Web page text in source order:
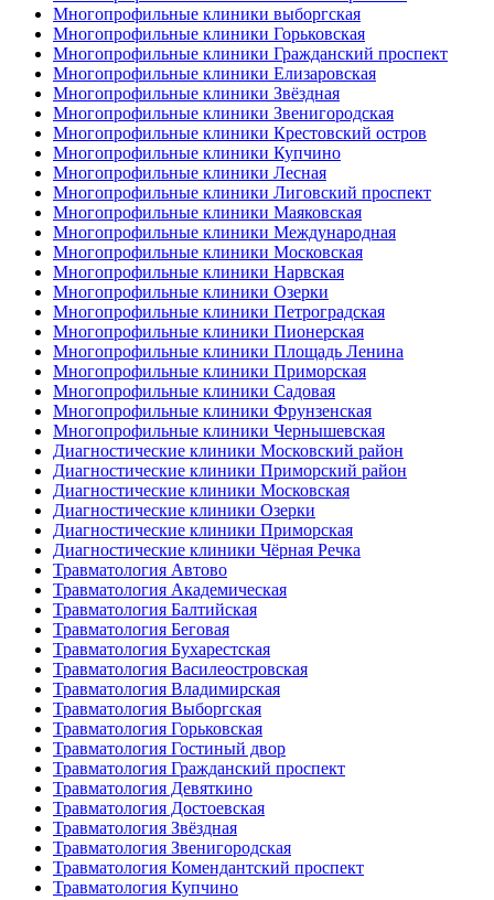
Многопрофильные клиники выборгская
Многопрофильные клиники Горьковская
Многопрофильные клиники Гражданский проспект
Многопрофильные клиники Елизаровская
Многопрофильные клиники Звёздная
Многопрофильные клиники Звенигородская
Многопрофильные клиники Крестовский остров
Многопрофильные клиники Купчино
Многопрофильные клиники Лесная
Многопрофильные клиники Лиговский проспект
Многопрофильные клиники Маяковская
Многопрофильные клиники Международная
Многопрофильные клиники Московская
Многопрофильные клиники Нарвская
Многопрофильные клиники Озерки
Многопрофильные клиники Петроградская
Многопрофильные клиники Пионерская
Многопрофильные клиники Площадь Ленина
Многопрофильные клиники Приморская
Многопрофильные клиники Садовая
Многопрофильные клиники Фрунзенская
Многопрофильные клиники Чернышевская
Диагностические клиники Московский район
Диагностические клиники Приморский район
Диагностические клиники Московская
Диагностические клиники Озерки
Диагностические клиники Приморская
Диагностические клиники Чёрная Речка
Травматология Автово
Травматология Академическая
Травматология Балтийская
Травматология Беговая
Травматология Бухарестская
Травматология Василеостровская
Травматология Владимирская
Травматология Выборгская
Травматология Горьковская
Травматология Гостиный двор
Травматология Гражданский проспект
Травматология Девяткино
Травматология Достоевская
Травматология Звёздная
Травматология Звенигородская
Травматология Комендантский проспект
Травматология Купчино